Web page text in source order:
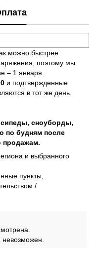
можно быстрее
поэтому мы
– 1 января.
и подтвержденные
в тот же день.
сноуборды,
по будням после
продажам.
и выбранного
пункты,
/